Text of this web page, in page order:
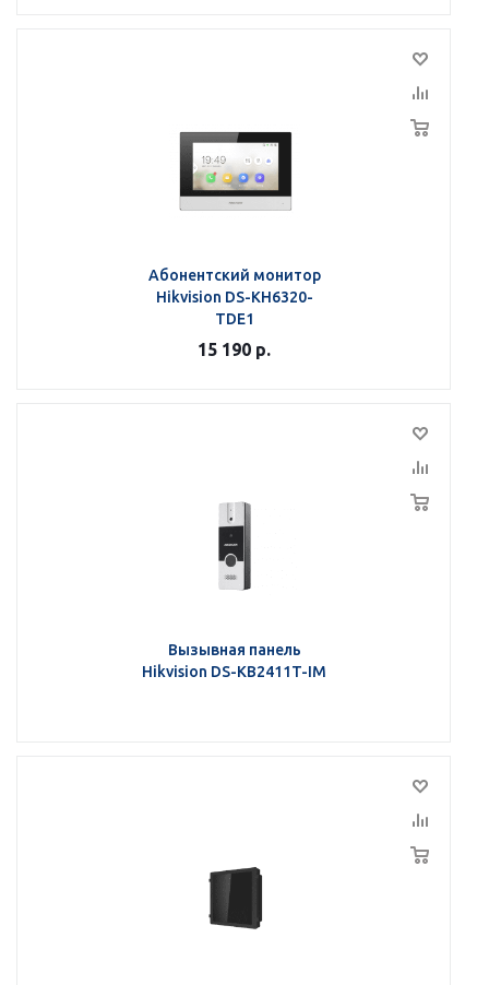
Абонентский монитор
Hikvision DS-KH6320-
TDE1
15 190 р.
Вызывная панель
Hikvision DS-KB2411T-IM